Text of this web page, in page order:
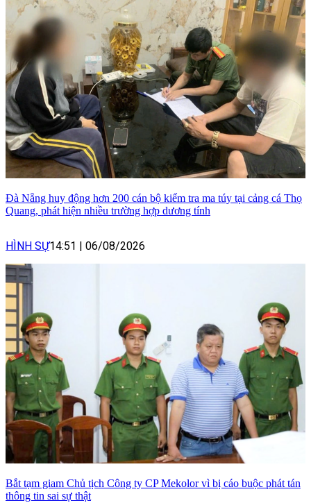
Đà Nẵng huy động hơn 200 cán bộ kiểm tra ma túy tại cảng cá Thọ
Quang, phát hiện nhiều trường hợp dương tính
HÌNH SỰ14:51 06/08/2026
Bắt tạm giam Chủ tịch Công ty CP Mekolor vì bị cáo buộc phát tán
thông tin sai sự thật